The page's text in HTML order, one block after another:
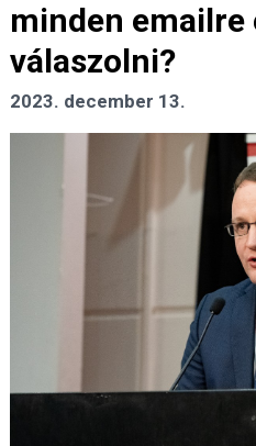
minden emailre
válaszolni?
2023. december 13.